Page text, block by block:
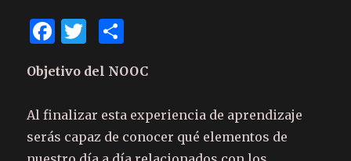
F
c
e
b
T
it
te
r
m
p
ar
Objetivo del NOOC
Al finalizar esta experiencia de aprendizaje
serás capaz de conocer qué elementos de